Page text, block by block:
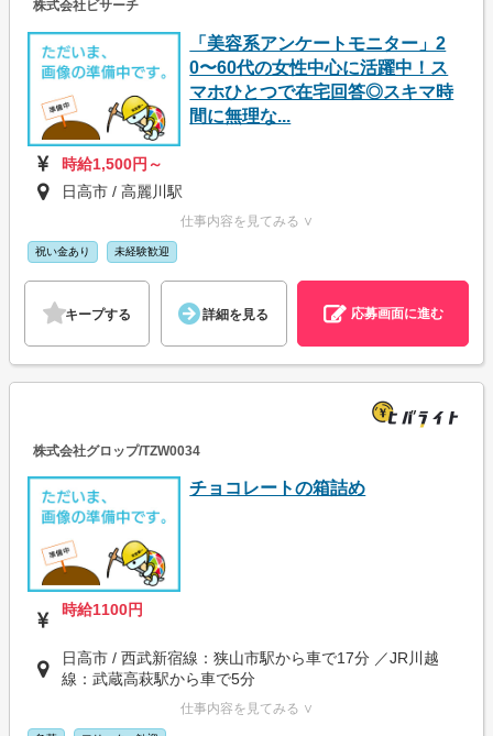
株式会社ビサーチ
「美容系アンケートモニター」2
0〜60代の女性中心に活躍中！ス
マホひとつで在宅回答◎スキマ時
間に無理な...
時給1,500円～
日高市 / 高麗川駅
仕事内容を見てみる ∨
祝い金あり 未経験歓迎
キープする 詳細を見る 応募画面に進む
株式会社グロップ/TZW0034
チョコレートの箱詰め
時給1100円
日高市 / 西武新宿線：狭山市駅から車で17分 ／JR川越
線：武蔵高萩駅から車で5分
仕事内容を見てみる ∨